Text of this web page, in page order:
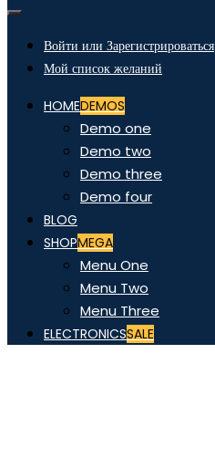
Войти или Зарегистрироваться
Мой список желаний
HOMEDEMOS
Demo one
Demo two
Demo three
Demo four
BLOG
SHOPMEGA
Menu One
Menu Two
Menu Three
ELECTRONICSSALE